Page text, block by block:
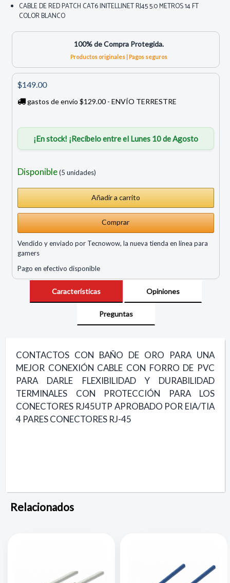
CABLE DE RED PATCH CAT6 INITELLINET RJ45 5.0 METROS 14 FT
COLOR BLANCO
100% de Compra Protegida.
Productos originales | Pagos seguros
$149.00
gastos de envío $129.00 - ENVÍO TERRESTRE
¡En stock! ¡Recíbelo entre el Lunes 10 de Agosto
Disponible(5 unidades)
Comprar
Vendido y enviado por Tecnowow, la nueva tienda en linea para
gamers
Pago en efectivo disponible
Características Opiniones
Preguntas
CONTACTOS CON BAÑO DE ORO PARA UNA
MEJOR CONEXIÓN CABLE CON FORRO DE PVC
PARA DARLE FLEXIBILIDAD Y DURABILIDAD
TERMINALES CON PROTECCIÓN PARA LOS
CONECTORES RJ45UTP APROBADO POR EIA/TIA
4 PARES CONECTORES RJ-45
Relacionados